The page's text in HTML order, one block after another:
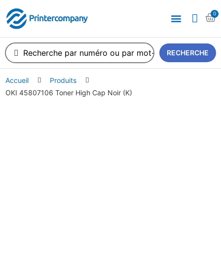
0
RECHERCHE
Accueil
Produits
OKI 45807106 Toner High Cap Noir (K)